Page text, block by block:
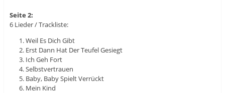
Seite 2:
6 Lieder / Trackliste:
Weil Es Dich Gibt
Erst Dann Hat Der Teufel Gesiegt
Ich Geh Fort
Selbstvertrauen
Baby, Baby Spielt Verrückt
Mein Kind